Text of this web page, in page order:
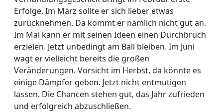
Erfolge. Im März sollte er sich lieber etwas
zurücknehmen. Da kommt er nämlich nicht gut an.
Im Mai kann er mit seinen Ideen einen Durchbruch
erzielen. Jetzt unbedingt am Ball bleiben. Im Juni
wagt er vielleicht bereits die großen
Veränderungen. Vorsicht im Herbst, da könnte es
einige Dämpfer geben. Jetzt nicht entmutigen
lassen. Die Chancen stehen gut, das Jahr zufrieden
und erfolgreich abzuschließen.